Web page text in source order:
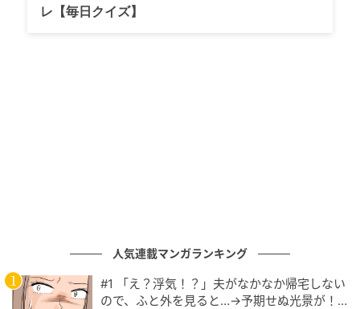
レ【毎日クイズ】
人気連載マンガランキング
#1 「え？浮気！？」夫がなかなか帰宅しない
ので、ふと外を見ると…→予期せぬ光景が！